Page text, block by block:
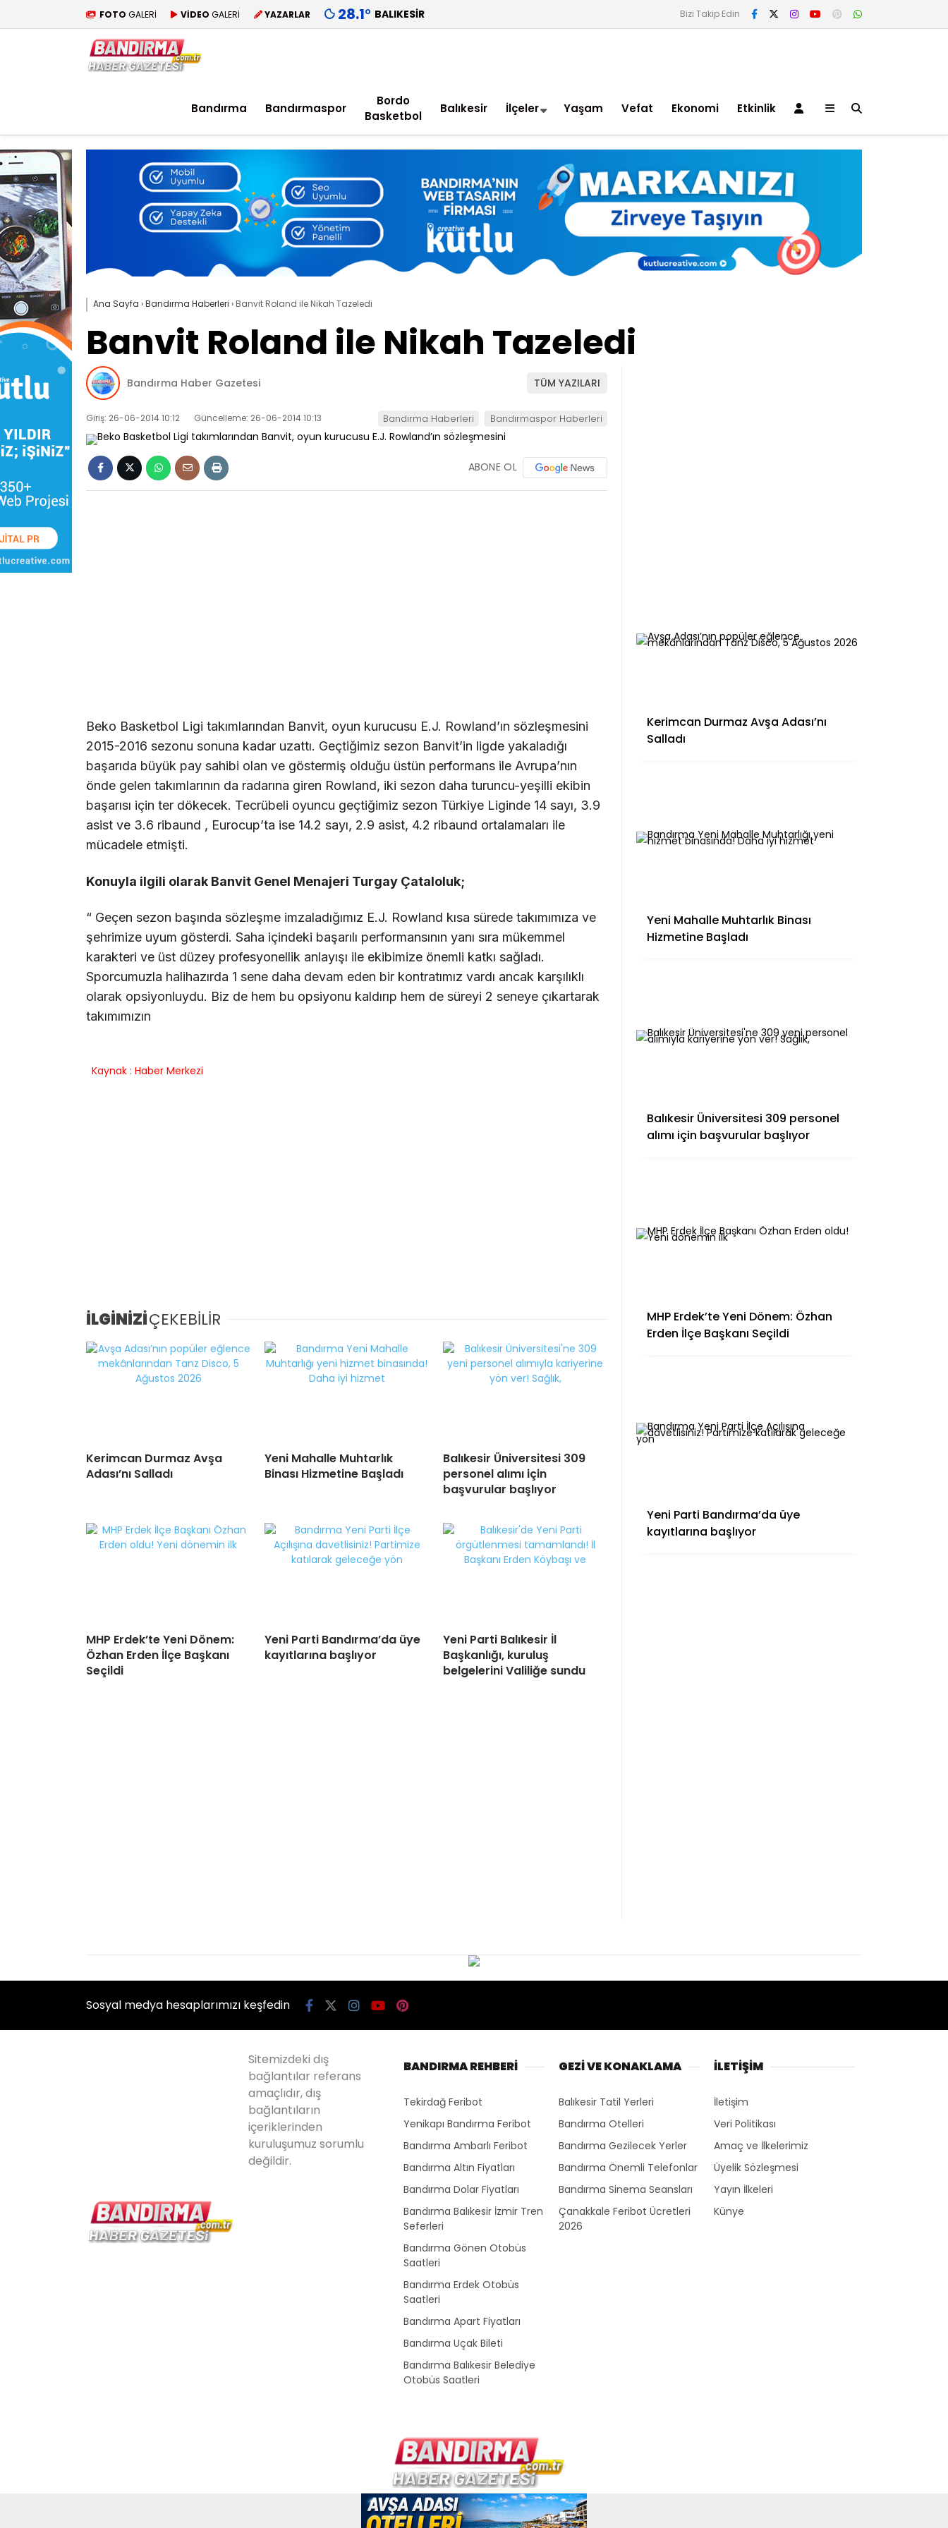
FOTO GALERİ VİDEO GALERİ YAZARLAR 28.1° BALIKESIR Bizi Takip Edin
Bandırma Bandırmaspor
Bordo
Basketbol
Balıkesir İlçeler Yaşam Vefat Ekonomi Etkinlik
Ana Sayfa ›Bandırma Haberleri › Banvit Roland ile Nikah Tazeledi
Banvit Roland ile Nikah Tazeledi
Bandırma Haber Gazetesi TÜM YAZILARI
Giriş: 26-06-2014 10:12 Güncelleme: 26-06-2014 10:13 Bandırma Haberleri Bandırmaspor Haberleri
ABONE OL
Beko Basketbol Ligi takımlarından Banvit, oyun kurucusu E.J. Rowland’ın sözleşmesini
2015-2016 sezonu sonuna kadar uzattı. Geçtiğimiz sezon Banvit’in ligde yakaladığı
başarıda büyük pay sahibi olan ve göstermiş olduğu üstün performans ile Avrupa’nın
önde gelen takımlarının da radarına giren Rowland, iki sezon daha turuncu-yeşilli ekibin
başarısı için ter dökecek. Tecrübeli oyuncu geçtiğimiz sezon Türkiye Liginde 14 sayı, 3.9
asist ve 3.6 ribaund , Eurocup’ta ise 14.2 sayı, 2.9 asist, 4.2 ribaund ortalamaları ile
mücadele etmişti.
Konuyla ilgili olarak Banvit Genel Menajeri Turgay Çataloluk;
“ Geçen sezon başında sözleşme imzaladığımız E.J. Rowland kısa sürede takımımıza ve
şehrimize uyum gösterdi. Saha içindeki başarılı performansının yanı sıra mükemmel
karakteri ve üst düzey profesyonellik anlayışı ile ekibimize önemli katkı sağladı.
Sporcumuzla halihazırda 1 sene daha devam eden bir kontratımız vardı ancak karşılıklı
olarak opsiyonluydu. Biz de hem bu opsiyonu kaldırıp hem de süreyi 2 seneye çıkartarak
takımımızın
Kaynak : Haber Merkezi
İLGİNİZİÇEKEBİLİR
Kerimcan Durmaz Avşa
Adası’nı Salladı
Yeni Mahalle Muhtarlık
Binası Hizmetine Başladı
Balıkesir Üniversitesi 309
personel alımı için
başvurular başlıyor
MHP Erdek’te Yeni Dönem:
Özhan Erden İlçe Başkanı
Seçildi
Yeni Parti Bandırma’da üye
kayıtlarına başlıyor
Yeni Parti Balıkesir İl
Başkanlığı, kuruluş
belgelerini Valiliğe sundu
Kerimcan Durmaz Avşa Adası’nı
Salladı
Yeni Mahalle Muhtarlık Binası
Hizmetine Başladı
Balıkesir Üniversitesi 309 personel
alımı için başvurular başlıyor
MHP Erdek’te Yeni Dönem: Özhan
Erden İlçe Başkanı Seçildi
Yeni Parti Bandırma’da üye
kayıtlarına başlıyor
Sosyal medya hesaplarımızı keşfedin
Sitemizdeki dış
bağlantılar referans
amaçlıdır, dış
bağlantıların
içeriklerinden
kuruluşumuz sorumlu
değildir.
BANDIRMA REHBERİ
Tekirdağ Feribot
Yenikapı Bandırma Feribot
Bandırma Ambarlı Feribot
Bandırma Altın Fiyatları
Bandırma Dolar Fiyatları
Bandırma Balıkesir İzmir Tren
Seferleri
Bandırma Gönen Otobüs
Saatleri
Bandırma Erdek Otobüs
Saatleri
Bandırma Apart Fiyatları
Bandırma Uçak Bileti
Bandırma Balıkesir Belediye
Otobüs Saatleri
GEZİ VE KONAKLAMA
Balıkesir Tatil Yerleri
Bandırma Otelleri
Bandırma Gezilecek Yerler
Bandırma Önemli Telefonlar
Bandırma Sinema Seansları
Çanakkale Feribot Ücretleri
2026
İLETİŞİM
İletişim
Veri Politikası
Amaç ve İlkelerimiz
Üyelik Sözleşmesi
Yayın İlkeleri
Künye